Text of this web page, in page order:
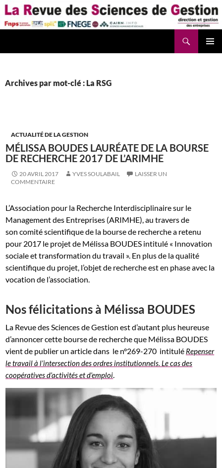
Aller
au
contenu
Archives par mot-clé : La RSG
ACTUALITÉ DE LA GESTION
MÉLISSA BOUDES LAURÉATE DE LA BOURSE
DE RECHERCHE 2017 DE L’ARIMHE
20 AVRIL 2017 YVES SOULABAIL
LAISSER UN
COMMENTAIRE
L’Association pour la Recherche Interdisciplinaire sur le
Management des Entreprises (ARIMHE), au travers de
soncomité scientifique de la bourse de recherche a retenu
pour 2017 le projet de Mélissa BOUDES intitulé « Innovation
sociale et transformation du travail ». En plus de la qualité
scientifique du projet, l’objet de recherche est en phase avec la
vocation de l’association.
Nos félicitations à Mélissa BOUDES
La Revue des Sciences de Gestion est d’autant plus heureuse
d’annoncer cette bourse de recherche que Mélissa BOUDES
vient de publier un article dans le n°269-270 intitulé Repenser
le travail à l’intersection des ordres institutionnels. Le cas des
coopératives d’activités et d’emploi.